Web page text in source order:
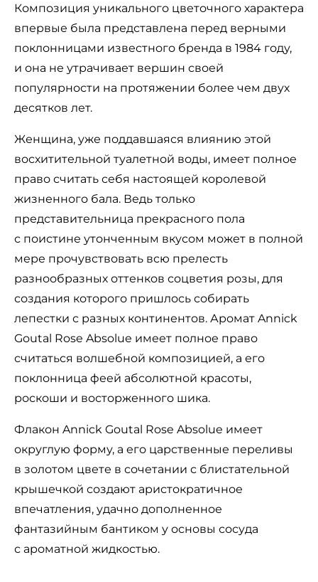
Композиция уникального цветочного характера
впервые была представлена перед верными
поклонницами известного бренда в 1984 году,
и она не утрачивает вершин своей
популярности на протяжении более чем двух
десятков лет.
Женщина, уже поддавшаяся влиянию этой
восхитительной туалетной воды, имеет полное
право считать себя настоящей королевой
жизненного бала. Ведь только
представительница прекрасного пола
с поистине утонченным вкусом может в полной
мере прочувствовать всю прелесть
разнообразных оттенков соцветия розы, для
создания которого пришлось собирать
лепестки с разных континентов. Аромат Annick
Goutal Rose Absolue имеет полное право
считаться волшебной композицией, а его
поклонница феей абсолютной красоты,
роскоши и восторженного шика.
Флакон Annick Goutal Rose Absolue имеет
округлую форму, а его царственные переливы
в золотом цвете в сочетании с блистательной
крышечкой создают аристократичное
впечатления, удачно дополненное
фантазийным бантиком у основы сосуда
с ароматной жидкостью.